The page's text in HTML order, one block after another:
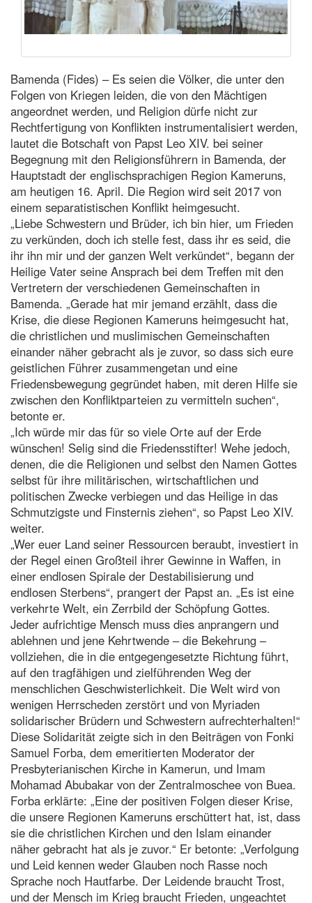
Bamenda (Fides) – Es seien die Völker, die unter den
Folgen von Kriegen leiden, die von den Mächtigen
angeordnet werden, und Religion dürfe nicht zur
Rechtfertigung von Konflikten instrumentalisiert werden,
lautet die Botschaft von Papst Leo XIV. bei seiner
Begegnung mit den Religionsführern in Bamenda, der
Hauptstadt der englischsprachigen Region Kameruns,
am heutigen 16. April. Die Region wird seit 2017 von
einem separatistischen Konflikt heimgesucht.
„Liebe Schwestern und Brüder, ich bin hier, um Frieden
zu verkünden, doch ich stelle fest, dass ihr es seid, die
ihr ihn mir und der ganzen Welt verkündet“, begann der
Heilige Vater seine Ansprach bei dem Treffen mit den
Vertretern der verschiedenen Gemeinschaften in
Bamenda. „Gerade hat mir jemand erzählt, dass die
Krise, die diese Regionen Kameruns heimgesucht hat,
die christlichen und muslimischen Gemeinschaften
einander näher gebracht als je zuvor, so dass sich eure
geistlichen Führer zusammengetan und eine
Friedensbewegung gegründet haben, mit deren Hilfe sie
zwischen den Konfliktparteien zu vermitteln suchen“,
betonte er.
„Ich würde mir das für so viele Orte auf der Erde
wünschen! Selig sind die Friedensstifter! Wehe jedoch,
denen, die die Religionen und selbst den Namen Gottes
selbst für ihre militärischen, wirtschaftlichen und
politischen Zwecke verbiegen und das Heilige in das
Schmutzigste und Finsternis ziehen“, so Papst Leo XIV.
weiter.
„Wer euer Land seiner Ressourcen beraubt, investiert in
der Regel einen Großteil ihrer Gewinne in Waffen, in
einer endlosen Spirale der Destabilisierung und
endlosen Sterbens“, prangert der Papst an. „Es ist eine
verkehrte Welt, ein Zerrbild der Schöpfung Gottes.
Jeder aufrichtige Mensch muss dies anprangern und
ablehnen und jene Kehrtwende – die Bekehrung –
vollziehen, die in die entgegengesetzte Richtung führt,
auf den tragfähigen und zielführenden Weg der
menschlichen Geschwisterlichkeit. Die Welt wird von
wenigen Herrscheden zerstört und von Myriaden
solidarischer Brüdern und Schwestern aufrechterhalten!“
Diese Solidarität zeigte sich in den Beiträgen von Fonki
Samuel Forba, dem emeritierten Moderator der
Presbyterianischen Kirche in Kamerun, und Imam
Mohamad Abubakar von der Zentralmoschee von Buea.
Forba erklärte: „Eine der positiven Folgen dieser Krise,
die unsere Regionen Kameruns erschüttert hat, ist, dass
sie die christlichen Kirchen und den Islam einander
näher gebracht hat als je zuvor.“ Er betonte: „Verfolgung
und Leid kennen weder Glauben noch Rasse noch
Sprache noch Hautfarbe. Der Leidende braucht Trost,
und der Mensch im Krieg braucht Frieden, ungeachtet